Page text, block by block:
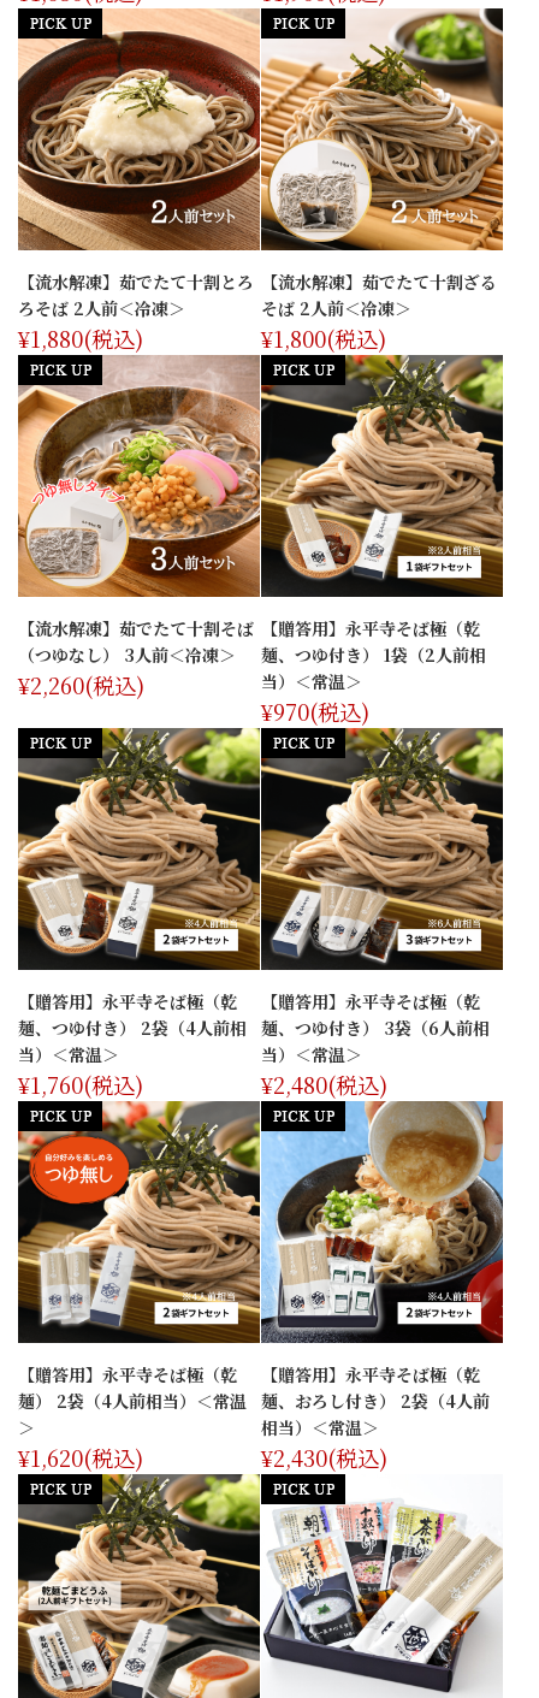
【流水解凍】茹でたて十割とろ
ろそば 2人前＜冷凍＞
¥1,880(税込)
【流水解凍】茹でたて十割ざる
そば 2人前＜冷凍＞
¥1,800(税込)
【流水解凍】茹でたて十割そば
（つゆなし） 3人前＜冷凍＞
¥2,260(税込)
【贈答用】永平寺そば極（乾
麺、つゆ付き） 1袋（2人前相
当）＜常温＞
¥970(税込)
【贈答用】永平寺そば極（乾
麺、つゆ付き） 2袋（4人前相
当）＜常温＞
¥1,760(税込)
【贈答用】永平寺そば極（乾
麺、つゆ付き） 3袋（6人前相
当）＜常温＞
¥2,480(税込)
【贈答用】永平寺そば極（乾
麺） 2袋（4人前相当）＜常温
＞
¥1,620(税込)
【贈答用】永平寺そば極（乾
麺、おろし付き） 2袋（4人前
相当）＜常温＞
¥2,430(税込)